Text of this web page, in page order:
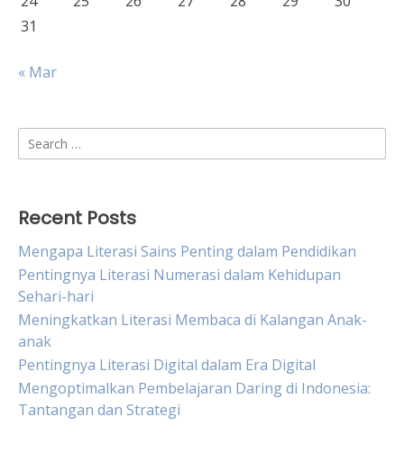
31
« Mar
Search
for:
Recent Posts
Mengapa Literasi Sains Penting dalam Pendidikan
Pentingnya Literasi Numerasi dalam Kehidupan
Sehari-hari
Meningkatkan Literasi Membaca di Kalangan Anak-
anak
Pentingnya Literasi Digital dalam Era Digital
Mengoptimalkan Pembelajaran Daring di Indonesia:
Tantangan dan Strategi